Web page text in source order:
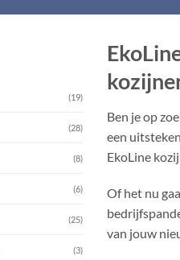
(19)
(28)
(8)
(6)
(25)
(3)
Ben je op
een
EkoLine
Of het nu
van jouw